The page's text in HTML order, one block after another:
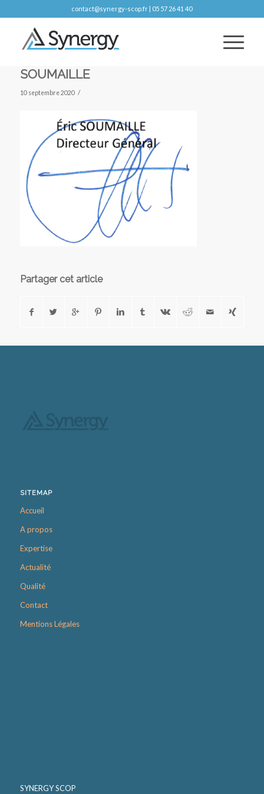
contact@synergy-scop.fr | 05 57 26 41 40
SOUMAILLE
10 septembre 2020 /
Partager cet article
SITEMAP
Accueil
A propos
Expertise
Actualité
Qualité
Contact
Mentions Légales
SYNERGY SCOP